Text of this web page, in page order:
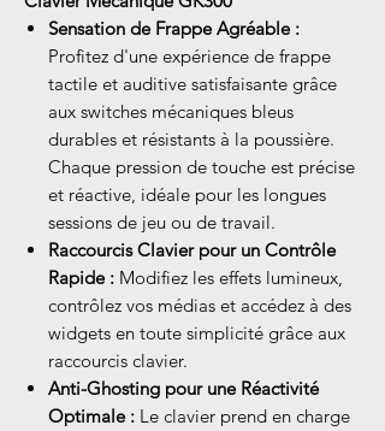
Sensation de Frappe Agréable :
Profitez d'une expérience de frappe
tactile et auditive satisfaisante grâce
aux switches mécaniques bleus
durables et résistants à la poussière.
Chaque pression de touche est précise
et réactive, idéale pour les longues
sessions de jeu ou de travail.
Raccourcis Clavier pour un Contrôle
Rapide : Modifiez les effets lumineux,
contrôlez vos médias et accédez à des
widgets en toute simplicité grâce aux
raccourcis clavier.
Anti-Ghosting pour une Réactivité
Optimale : Le clavier prend en charge